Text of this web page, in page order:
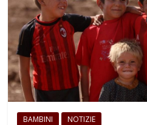
BAMBINI NOTIZIE